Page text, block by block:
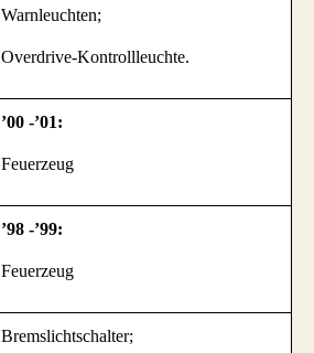
Warnleuchten;
Overdrive-Kontrollleuchte.
’00 -’01:
Feuerzeug
’98 -’99:
Feuerzeug
Bremslichtschalter;